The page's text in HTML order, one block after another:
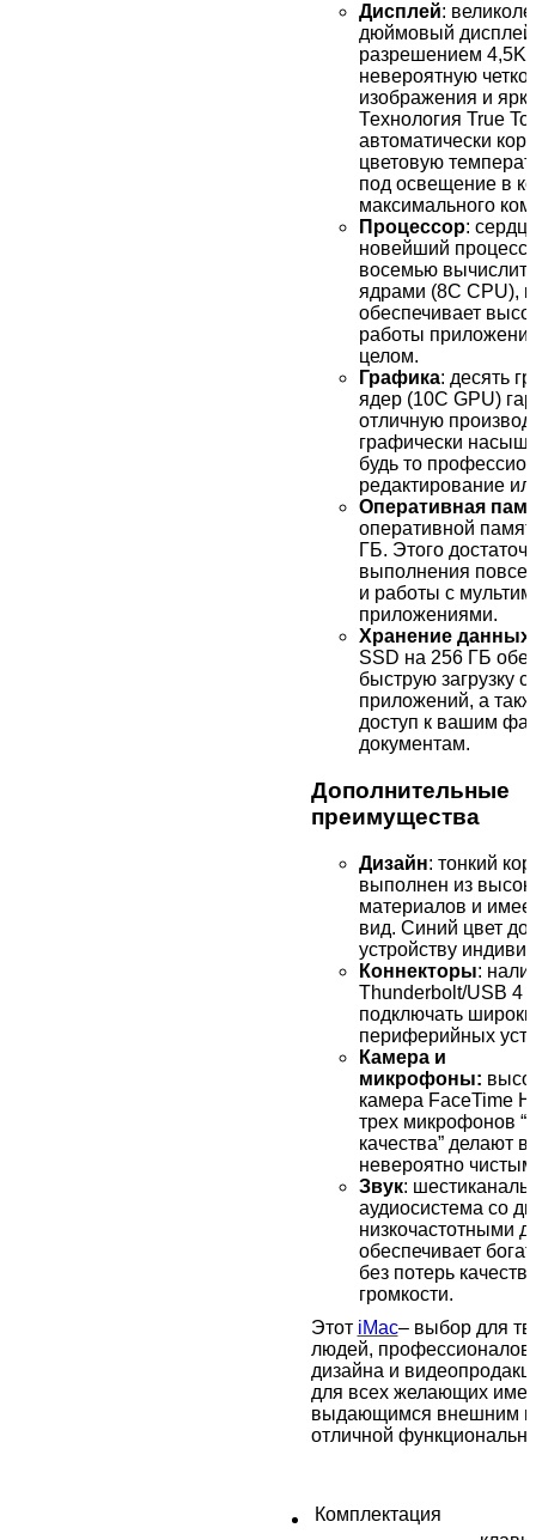
Дисплей:
дюймовый дисплей
разрешением 4,5K
невероятную
изображения и
Технология True
автоматически
цветовую
под освещение в
максимального
Процессор:
новейший
восемью
ядрами (8C CPU),
обеспечивает
работы
целом.
Графика: десять
ядер (10C GPU)
отличную
графически
будь то
редактирование
Оперативная
оперативной
ГБ. Этого
выполнения
и работы с
приложениями.
Хранение данных
SSD на 256 ГБ
быструю загрузку
приложений, а
доступ к вашим
документам.
Дополнительные
преимущества
Дизайн: тонкий
выполнен из
материалов и
вид. Синий цвет
устройству
Коннекторы:
Thunderbolt/USB 4
подключать
периферийных
Камера и
микрофоны:
камера FaceTime
трех микрофонов
качества” делают
невероятно
Звук:
аудиосистема со
низкочастотными
обеспечивает
без потерь
громкости.
Этот iMac– выбор для
людей, профессионалов
дизайна и
для всех желающих
выдающимся внешним
отличной
Комплектация